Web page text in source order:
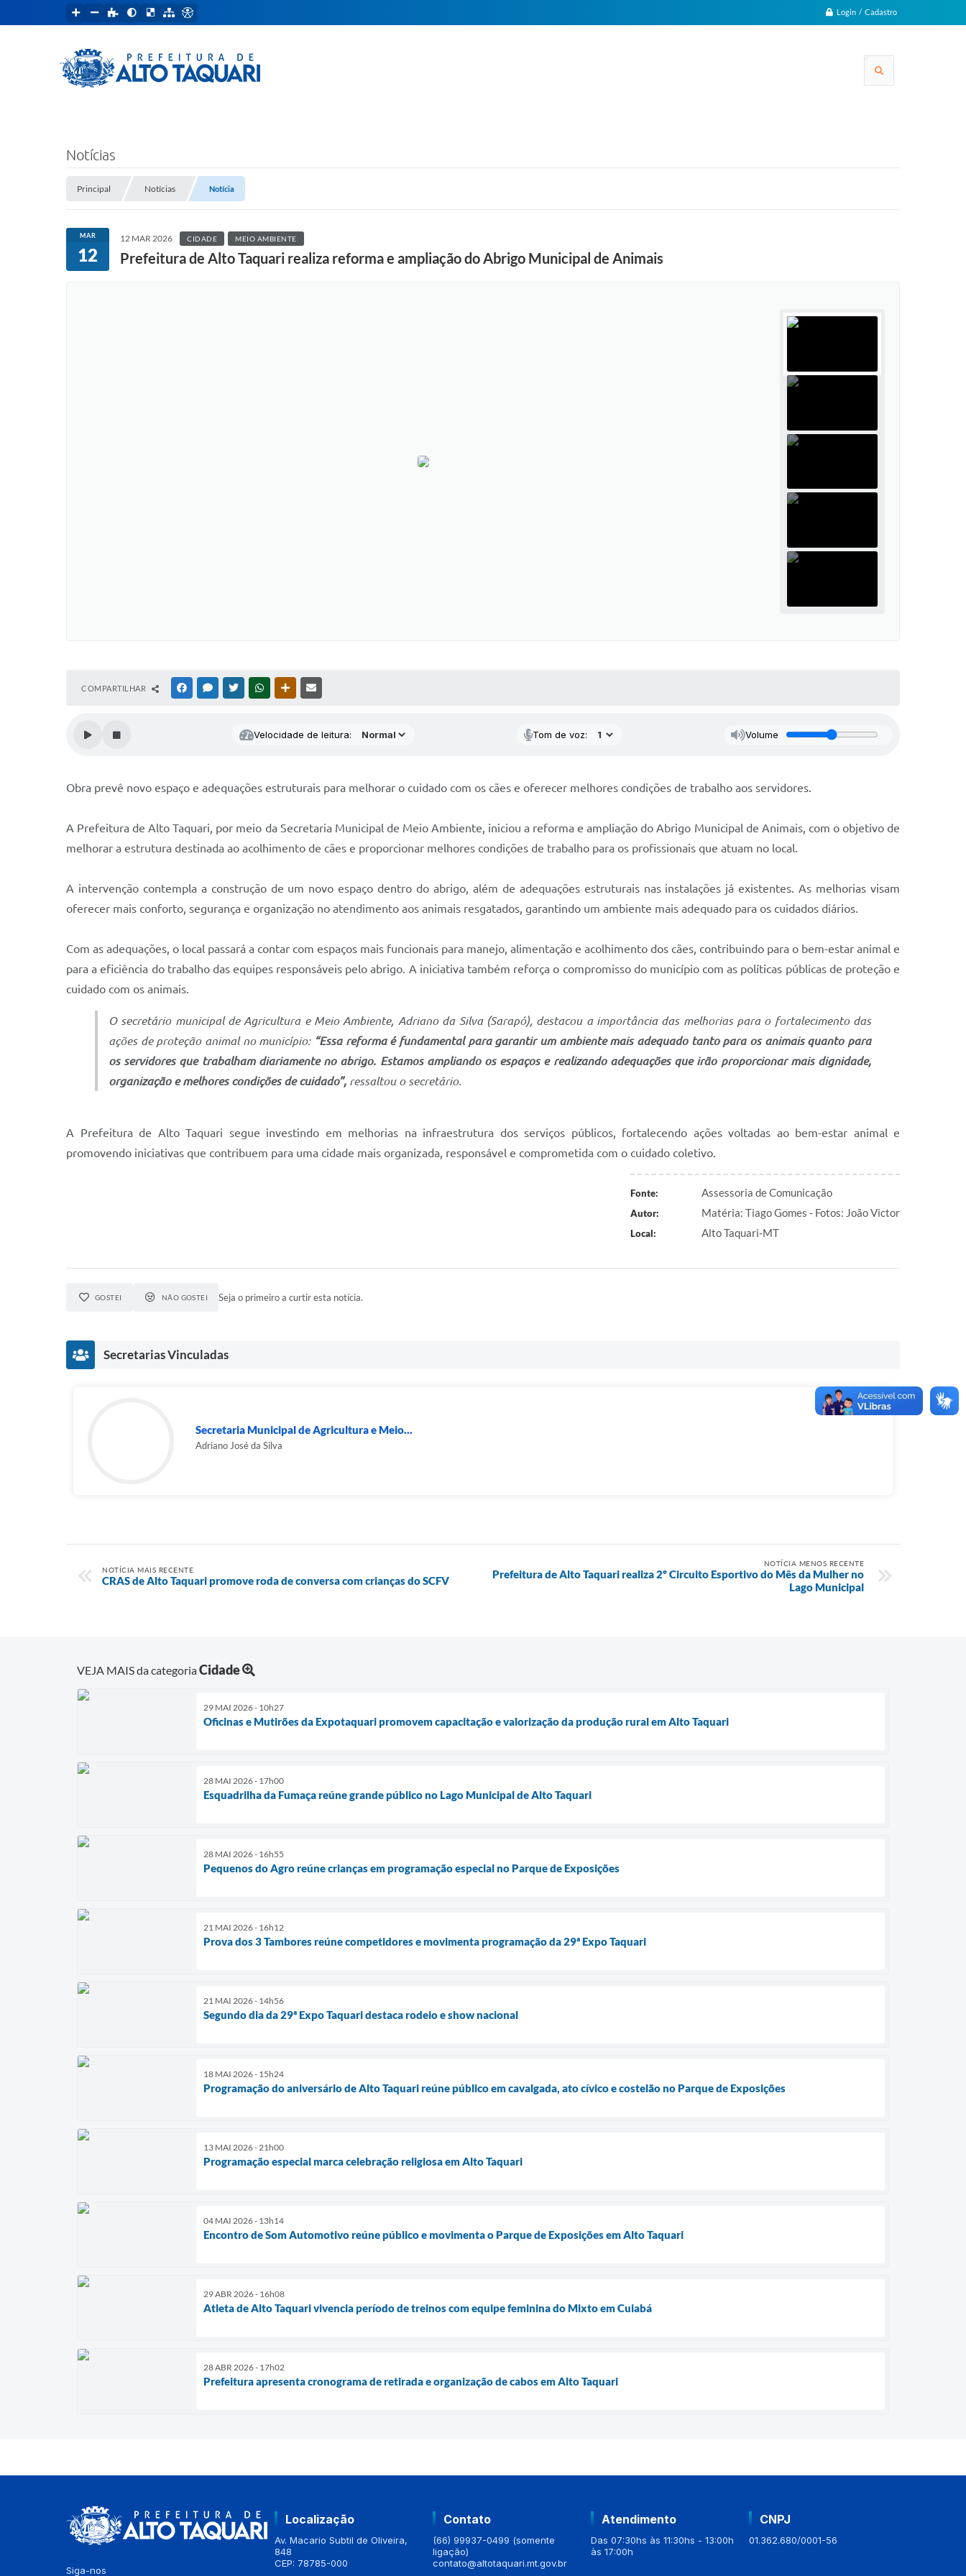
Login / Cadastro
Notícias
Principal Notícias Notícia
MAR
12
12 MAR 2026 CIDADE MEIO AMBIENTE
Prefeitura de Alto Taquari realiza reforma e ampliação do Abrigo Municipal de Animais
COMPARTILHAR FACEBOOKMESSENGER
TWITTERWHATSAPPOUTRAS MÍDIAS
Velocidade de leitura: Tom de voz: Volume
Obra prevê novo espaço e adequações estruturais para melhorar o cuidado com os cães e oferecer melhores condições de trabalho aos servidores.
A Prefeitura de Alto Taquari, por meio da Secretaria Municipal de Meio Ambiente, iniciou a reforma e ampliação do Abrigo Municipal de Animais, com o objetivo de
melhorar a estrutura destinada ao acolhimento de cães e proporcionar melhores condições de trabalho para os profissionais que atuam no local.
A intervenção contempla a construção de um novo espaço dentro do abrigo, além de adequações estruturais nas instalações já existentes. As melhorias visam
oferecer mais conforto, segurança e organização no atendimento aos animais resgatados, garantindo um ambiente mais adequado para os cuidados diários.
Com as adequações, o local passará a contar com espaços mais funcionais para manejo, alimentação e acolhimento dos cães, contribuindo para o bem-estar animal e
para a eficiência do trabalho das equipes responsáveis pelo abrigo. A iniciativa também reforça o compromisso do município com as políticas públicas de proteção e
cuidado com os animais.
O secretário municipal de Agricultura e Meio Ambiente, Adriano da Silva (Sarapó), destacou a importância das melhorias para o fortalecimento das
ações de proteção animal no município: “Essa reforma é fundamental para garantir um ambiente mais adequado tanto para os animais quanto para
os servidores que trabalham diariamente no abrigo. Estamos ampliando os espaços e realizando adequações que irão proporcionar mais dignidade,
organização e melhores condições de cuidado”, ressaltou o secretário.
A Prefeitura de Alto Taquari segue investindo em melhorias na infraestrutura dos serviços públicos, fortalecendo ações voltadas ao bem-estar animal e
promovendo iniciativas que contribuem para uma cidade mais organizada, responsável e comprometida com o cuidado coletivo.
Fonte: Assessoria de Comunicação
Autor: Matéria: Tiago Gomes - Fotos: João Victor
Local: Alto Taquari-MT
GOSTEI NÃO GOSTEI Seja o primeiro a curtir esta notícia.
Secretarias Vinculadas
Secretaria Municipal de Agricultura e Meio...
Adriano José da Silva
NOTÍCIA MAIS RECENTE
CRAS de Alto Taquari promove roda de conversa com crianças do SCFV
NOTÍCIA MENOS RECENTE
Prefeitura de Alto Taquari realiza 2º Circuito Esportivo do Mês da Mulher no
Lago Municipal
VEJA MAIS da categoriaCidade
29 MAI 2026 - 10h27
Oficinas e Mutirões da Expotaquari promovem capacitação e valorização da produção rural em Alto Taquari
28 MAI 2026 - 17h00
Esquadrilha da Fumaça reúne grande público no Lago Municipal de Alto Taquari
28 MAI 2026 - 16h55
Pequenos do Agro reúne crianças em programação especial no Parque de Exposições
21 MAI 2026 - 16h12
Prova dos 3 Tambores reúne competidores e movimenta programação da 29ª Expo Taquari
21 MAI 2026 - 14h56
Segundo dia da 29ª Expo Taquari destaca rodeio e show nacional
18 MAI 2026 - 15h24
Programação do aniversário de Alto Taquari reúne público em cavalgada, ato cívico e costelão no Parque de Exposições
13 MAI 2026 - 21h00
Programação especial marca celebração religiosa em Alto Taquari
04 MAI 2026 - 13h14
Encontro de Som Automotivo reúne público e movimenta o Parque de Exposições em Alto Taquari
29 ABR 2026 - 16h08
Atleta de Alto Taquari vivencia período de treinos com equipe feminina do Mixto em Cuiabá
28 ABR 2026 - 17h02
Prefeitura apresenta cronograma de retirada e organização de cabos em Alto Taquari
Siga-nos
Localização
Av. Macario Subtil de Oliveira,
848
CEP: 78785-000
Contato
(66) 99937-0499 (somente
ligação)
contato@altotaquari.mt.gov.br
Atendimento
Das 07:30hs às 11:30hs - 13:00h
às 17:00h
CNPJ
01.362.680/0001-56